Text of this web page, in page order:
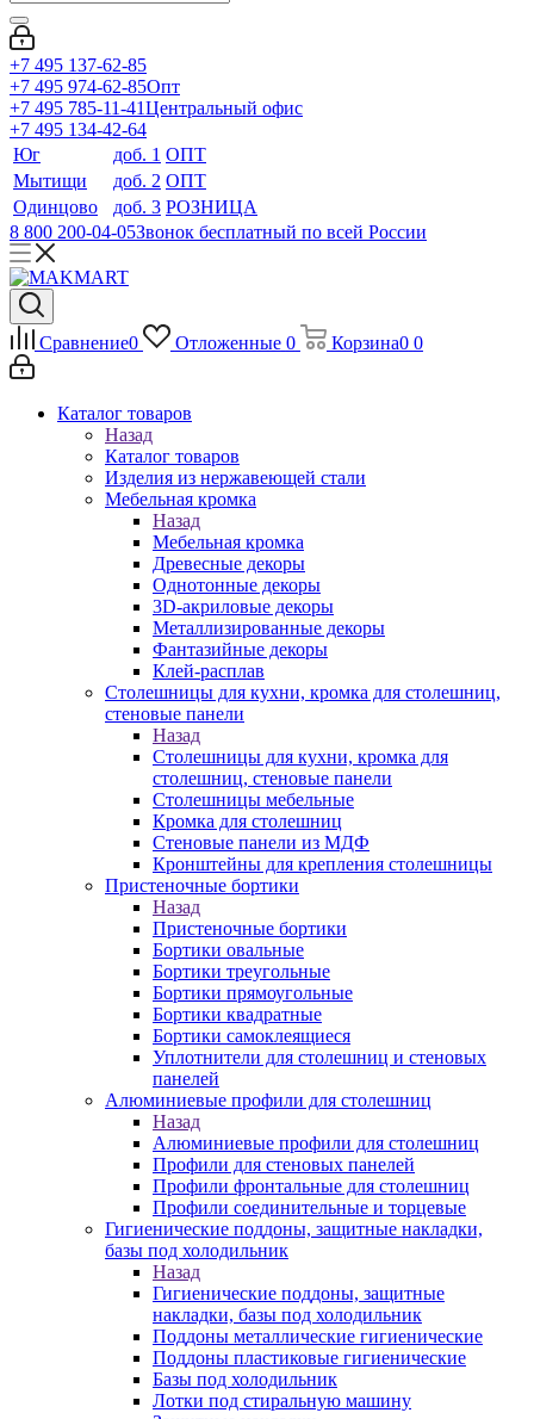
+7 495 137-62-85
+7 495 974-62-85Опт
+7 495 785-11-41Центральный офис
+7 495 134-42-64
Юг
доб. 1 ОПТ
Мытищи
доб. 2 ОПТ
Одинцово
доб. 3 РОЗНИЦА
8 800 200-04-05Звонок бесплатный по всей России
Сравнение0 Отложенные 0 Корзина0 0
Каталог товаров
Назад
Каталог товаров
Изделия из нержавеющей стали
Мебельная кромка
Назад
Мебельная кромка
Древесные декоры
Однотонные декоры
3D-акриловые декоры
Металлизированные декоры
Фантазийные декоры
Клей-расплав
Столешницы для кухни, кромка для столешниц,
стеновые панели
Назад
Столешницы для кухни, кромка для
столешниц, стеновые панели
Столешницы мебельные
Кромка для столешниц
Стеновые панели из МДФ
Кронштейны для крепления столешницы
Пристеночные бортики
Назад
Пристеночные бортики
Бортики овальные
Бортики треугольные
Бортики прямоугольные
Бортики квадратные
Бортики самоклеящиеся
Уплотнители для столешниц и стеновых
панелей
Алюминиевые профили для столешниц
Назад
Алюминиевые профили для столешниц
Профили для стеновых панелей
Профили фронтальные для столешниц
Профили соединительные и торцевые
Гигиенические поддоны, защитные накладки,
базы под холодильник
Назад
Гигиенические поддоны, защитные
накладки, базы под холодильник
Поддоны металлические гигиенические
Поддоны пластиковые гигиенические
Базы под холодильник
Лотки под стиральную машину